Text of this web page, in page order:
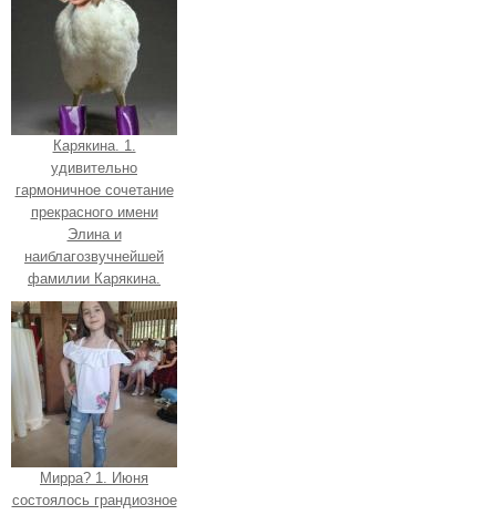
Карякина. 1.
удивительно
гармоничное сочетание
прекрасного имени
Элина и
наиблагозвучнейшей
фамилии Карякина.
Мирра? 1. Июня
состоялось грандиозное